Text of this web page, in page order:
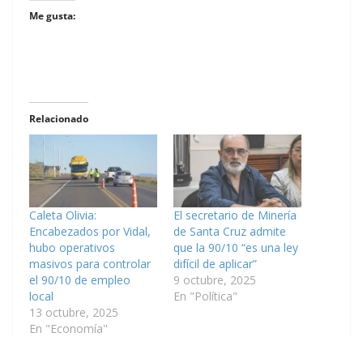
Me gusta:
Relacionado
Caleta Olivia:
Encabezados por Vidal,
hubo operativos
masivos para controlar
el 90/10 de empleo
local
13 octubre, 2025
En "Economía"
El secretario de Minería
de Santa Cruz admite
que la 90/10 “es una ley
difícil de aplicar”
9 octubre, 2025
En "Política"